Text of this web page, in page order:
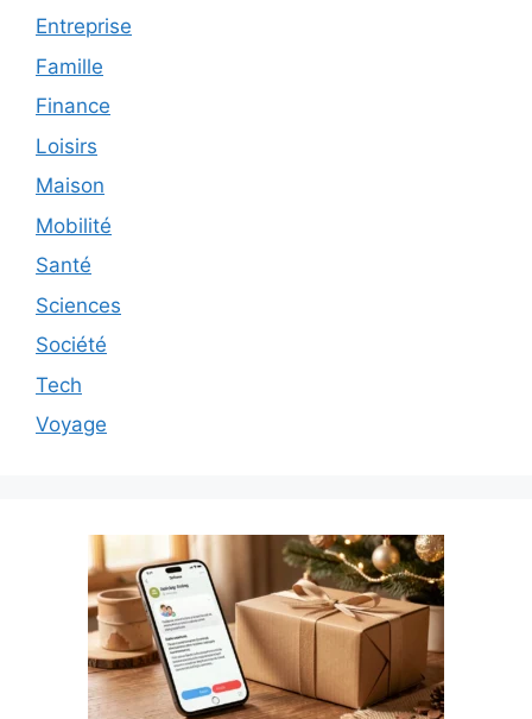
Entreprise
Famille
Finance
Loisirs
Maison
Mobilité
Santé
Sciences
Société
Tech
Voyage